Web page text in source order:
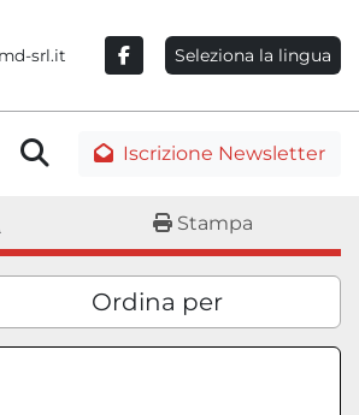
srl.it
facebook
Seleziona la lingua
CercaIscrizione Newsletter
Stampa
Ordina per